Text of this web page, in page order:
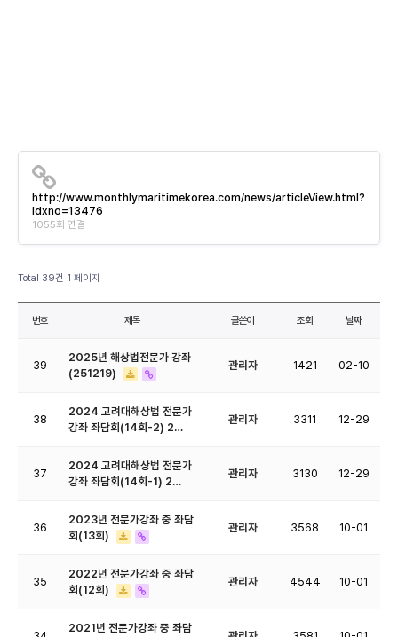
http://www.monthlymaritimekorea.com/news/articleView.html?
idxno=13476
1055회 연결
Total 39건 1 페이지
번호 제목 글쓴이 조회 날짜
39
2025년 해상법전문가 강좌
(251219)
관리자 1421 02-10
38
2024 고려대해상법 전문가
강좌 좌담회(14회-2) 2…
관리자 3311 12-29
37
2024 고려대해상법 전문가
강좌 좌담회(14회-1) 2…
관리자 3130 12-29
36
2023년 전문가강좌 중 좌담
회(13회)
관리자 3568 10-01
35
2022년 전문가강좌 중 좌담
회(12회)
관리자 4544 10-01
2021년 전문가강좌 중 좌담